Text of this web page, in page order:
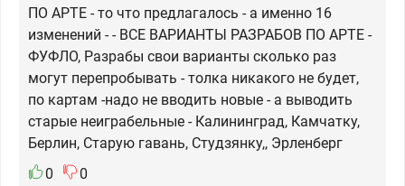
ПО АРТЕ - то что предлагалось - а именно 16
изменений - - ВСЕ ВАРИАНТЫ РАЗРАБОВ ПО АРТЕ -
ФУФЛО, Разрабы свои варианты сколько раз
могут перепробывать - толка никакого не будет,
по картам -надо не вводить новые - а выводить
старые неиграбельные - Калининград, Камчатку,
Берлин, Старую гавань, Студзянку,, Эрленберг
0
0